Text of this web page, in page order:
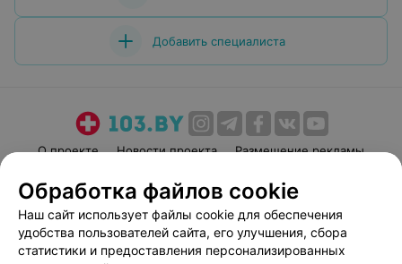
Добавить специалиста
О проекте Новости проекта
Размещение рекламы
Пользовательское соглашение
Способы оплаты
Вакансии
Партнеры
Написать руководителю 103.by
Обработка файлов cookie
Наш сайт использует файлы cookie для обеспечения
удобства пользователей сайта, его улучшения, сбора
статистики и предоставления персонализированных